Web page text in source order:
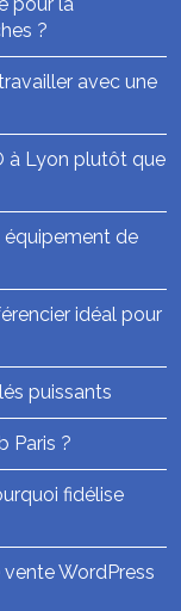
?
avec une
à Lyon plutôt que
équipement de
idéal pour
puissants
Paris ?
fidélise
WordPress